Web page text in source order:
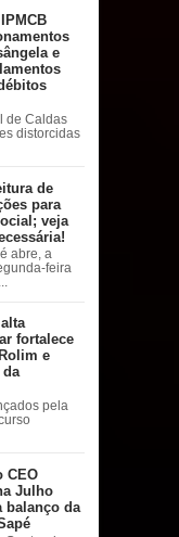
e
de Caldas
distorcidas
de
para
veja
abre, a
feira
fortalece
e
da
pela
CEO
Julho
balanço da